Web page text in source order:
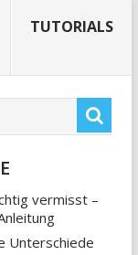
TUTORIALS
vermisst –
Unterschiede